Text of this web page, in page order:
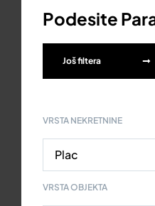
Podesite
Još filtera
VRSTA NEKRETNINE
VRSTA OBJEKTA